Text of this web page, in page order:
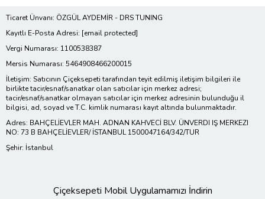
Ticaret Ünvanı: ÖZGÜL AYDEMİR - DRS TUNING
Kayıtlı E-Posta Adresi: [email protected]
Vergi Numarası: 1100538387
Mersis Numarası: 5464908466200015
İletişim: Satıcının Çiçeksepeti tarafından teyit edilmiş iletişim bilgileri ile
birlikte tacir/esnaf/sanatkar olan satıcılar için merkez adresi;
tacir/esnaf/sanatkar olmayan satıcılar için merkez adresinin bulunduğu il
bilgisi, ad, soyad ve T.C. kimlik numarası kayıt altında bulunmaktadır.
Adres: BAHÇELİEVLER MAH. ADNAN KAHVECİ BLV. ÜNVERDI IŞ MERKEZI
NO: 73 B BAHÇELİEVLER/ İSTANBUL 1500047164/342/TUR
Şehir: İstanbul
Çiçeksepeti Mobil Uygulamamızı İndirin